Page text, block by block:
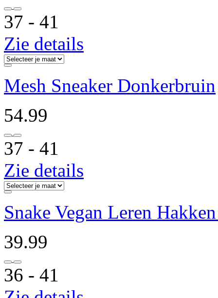
37 ‐ 41
Zie details
Mesh Sneaker Donkerbruin
54.99
37 ‐ 41
Zie details
Snake Vegan Leren
39.99
36 ‐ 41